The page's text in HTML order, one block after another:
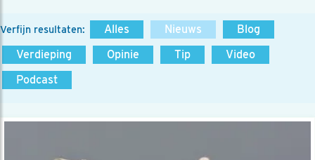
Verfijn resultaten: Alles Nieuws
Blog
Verdieping
Opinie Tip
Video
Podcast